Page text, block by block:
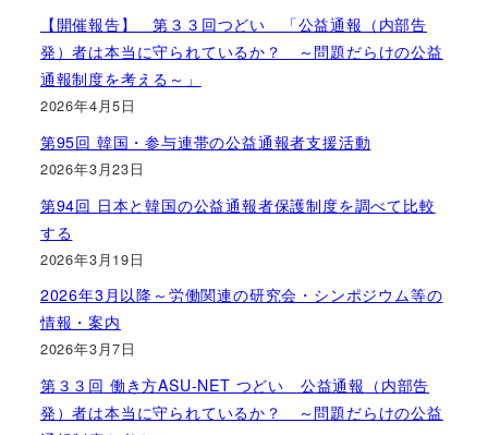
【開催報告】 第３３回つどい 「公益通報（内部告
発）者は本当に守られているか？ ～問題だらけの公益
通報制度を考える～」
2026年4月5日
第95回 韓国・参与連帯の公益通報者支援活動
2026年3月23日
第94回 日本と韓国の公益通報者保護制度を調べて比較
する
2026年3月19日
2026年3月以降～労働関連の研究会・シンポジウム等の
情報・案内
2026年3月7日
第３３回 働き方ASU-NET つどい 公益通報（内部告
発）者は本当に守られているか？ ～問題だらけの公益